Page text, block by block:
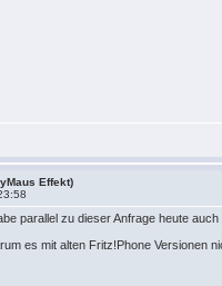
Effekt)
parallel zu dieser Anfrage heute
es mit alten Fritz!Phone Versionen